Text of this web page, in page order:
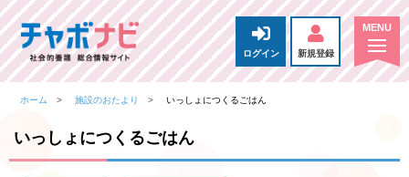
ログイン 新規登録
ホーム 施設のおたより いっしょにつくるごはん
いっしょにつくるごはん